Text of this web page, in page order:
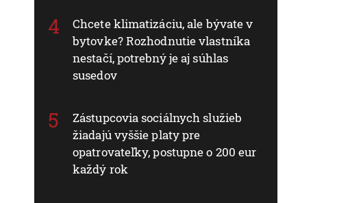
Chcete klimatizáciu, ale bývate v
bytovke? Rozhodnutie vlastníka
nestačí, potrebný je aj súhlas
susedov
Zástupcovia sociálnych služieb
žiadajú vyššie platy pre
opatrovateľky, postupne o 200 eur
každý rok